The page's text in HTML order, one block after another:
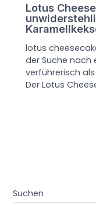
Lotus
lotus
der Suche nach
verführerisch
Der Lotus
Suchen